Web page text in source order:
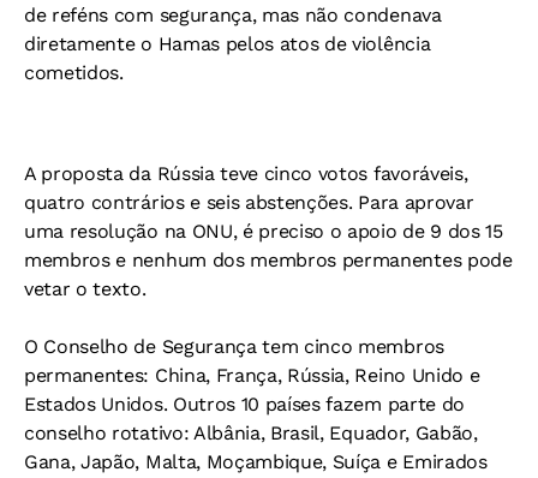
de reféns com segurança, mas não condenava
diretamente o Hamas pelos atos de violência
cometidos.
A proposta da Rússia teve cinco votos favoráveis,
quatro contrários e seis abstenções. Para aprovar
uma resolução na ONU, é preciso o apoio de 9 dos 15
membros e nenhum dos membros permanentes pode
vetar o texto.
O Conselho de Segurança tem cinco membros
permanentes: China, França, Rússia, Reino Unido e
Estados Unidos. Outros 10 países fazem parte do
conselho rotativo: Albânia, Brasil, Equador, Gabão,
Gana, Japão, Malta, Moçambique, Suíça e Emirados